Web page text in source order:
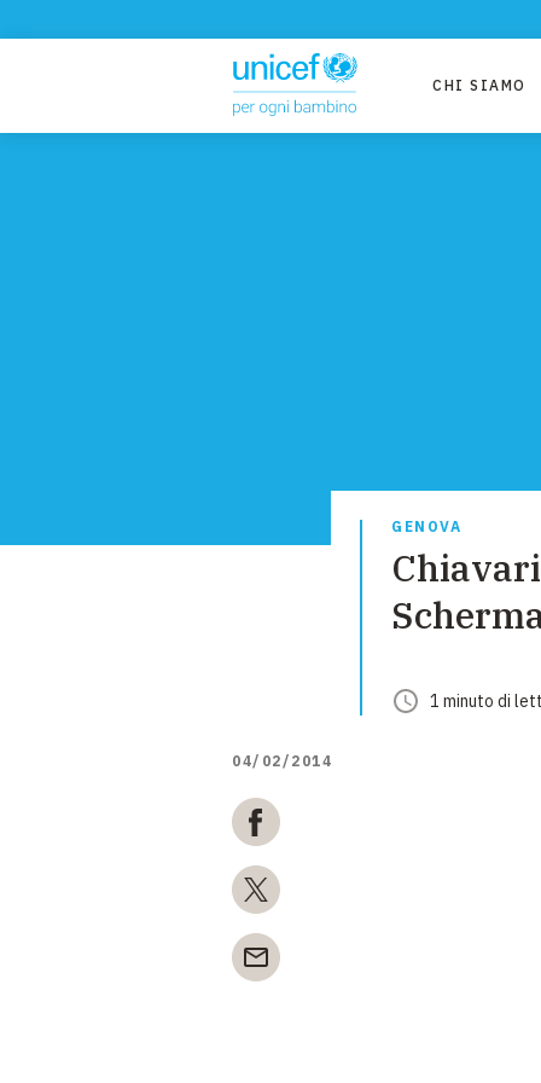
CHI SIAMO
GENOVA
1 minuto di
04/02/2014